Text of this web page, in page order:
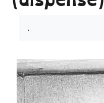
.